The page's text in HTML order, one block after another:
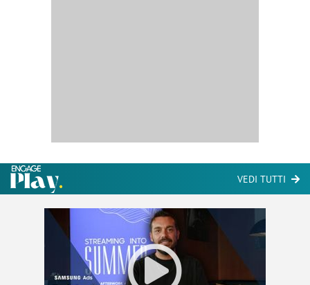
VEDI TUTTI